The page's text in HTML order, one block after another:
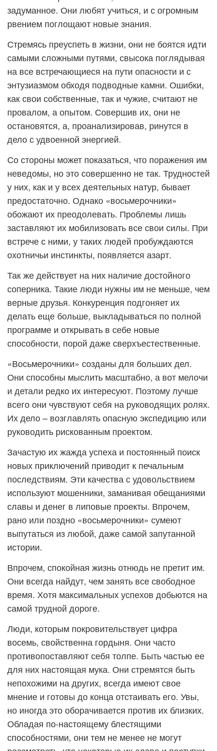
задуманное. Они любят учиться, и с огромным
рвением поглощают новые знания.
Стремясь преуспеть в жизни, они не боятся идти
самыми сложными путями, свысока поглядывая
на все встречающиеся на пути опасности и с
энтузиазмом обходя подводные камни. Ошибки,
как свои собственные, так и чужие, считают не
провалом, а опытом. Совершив их, они не
остановятся, а, проанализировав, ринутся в
дело с удвоенной энергией.
Со стороны может показаться, что поражения им
неведомы, но это совершенно не так. Трудностей
у них, как и у всех деятельных натур, бывает
предостаточно. Однако «восьмерочники»
обожают их преодолевать. Проблемы лишь
заставляют их мобилизовать все свои силы. При
встрече с ними, у таких людей пробуждаются
охотничьи инстинкты, появляется азарт.
Так же действует на них наличие достойного
соперника. Такие люди нужны им не меньше, чем
верные друзья. Конкуренция подгоняет их
делать еще больше, выкладываться по полной
программе и открывать в себе новые
способности, порой даже сверхъестественные.
«Восьмерочники» созданы для больших дел.
Они способны мыслить масштабно, а вот мелочи
и детали редко их интересуют. Поэтому лучше
всего они чувствуют себя на руководящих ролях.
Их дело – возглавлять опасную экспедицию или
руководить рискованным проектом.
Зачастую их жажда успеха и постоянный поиск
новых приключений приводит к печальным
последствиям. Эти качества с удовольствием
используют мошенники, заманивая обещаниями
славы и денег в липовые проекты. Впрочем,
рано или поздно «восьмерочники» сумеют
выпутаться из любой, даже самой запутанной
истории.
Впрочем, спокойная жизнь отнюдь не претит им.
Они всегда найдут, чем занять все свободное
время. Хотя максимальных успехов добьются на
самой трудной дороге.
Люди, которым покровительствует цифра
восемь, свойственна гордыня. Они часто
противопоставляют себя толпе. Быть частью ее
для них настоящая мука. Они стремятся быть
непохожими на других, всегда имеют свое
мнение и готовы до конца отстаивать его. Увы,
но иногда это оборачивается против их близких.
Обладая по-настоящему блестящими
способностями, они тем не менее не могут